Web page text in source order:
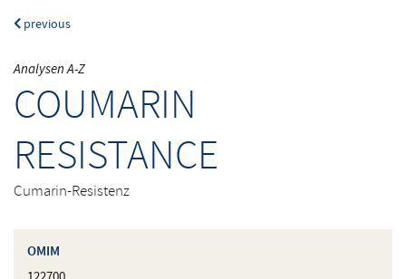
previous
Analysen A-Z
COUMARIN
RESISTANCE
Cumarin-Resistenz
OMIM